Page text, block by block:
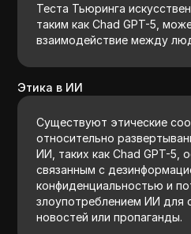
Теста Тьюринга
таким как Chad GPT-5,
взаимодействие между
Этика в ИИ
Существуют этические
относительно
ИИ, таких как Chad GPT-5,
связанным с
конфиденциальностью и
злоупотреблением ИИ для
новостей или пропаганды.